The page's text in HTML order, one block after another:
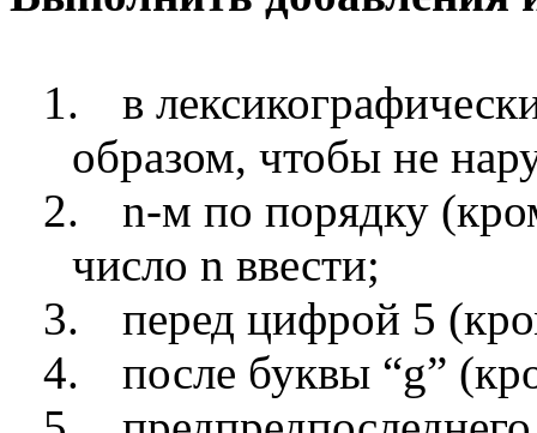
1.
в
образом, чтобы не
2.
n-м по порядку
числоn ввести;
3.
перед цифрой 5
4.
после буквы “g”